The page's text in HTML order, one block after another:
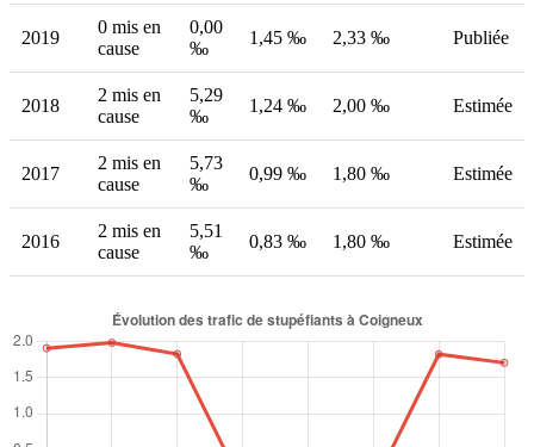
2019
0 mis en
cause
0,00
‰
1,45 ‰ 2,33 ‰ Publiée
2018
2 mis en
cause
5,29
‰
1,24 ‰ 2,00 ‰ Estimée
2017
2 mis en
cause
5,73
‰
0,99 ‰ 1,80 ‰ Estimée
2016
2 mis en
cause
5,51
‰
0,83 ‰ 1,80 ‰ Estimée